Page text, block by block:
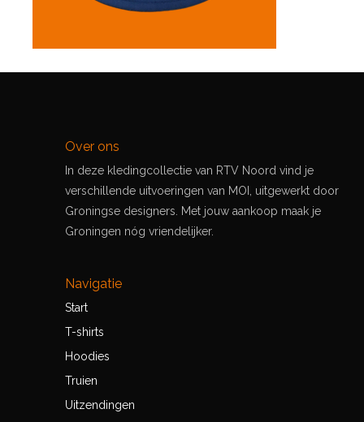
Over ons
In deze kledingcollectie van RTV Noord vind je
verschillende uitvoeringen van MOI, uitgewerkt door
Groningse designers. Met jouw aankoop maak je
Groningen nóg vriendelijker.
Navigatie
Start
T-shirts
Hoodies
Truien
Uitzendingen